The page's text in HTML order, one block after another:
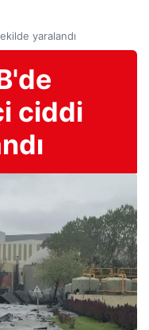
yaralandı
ciddi